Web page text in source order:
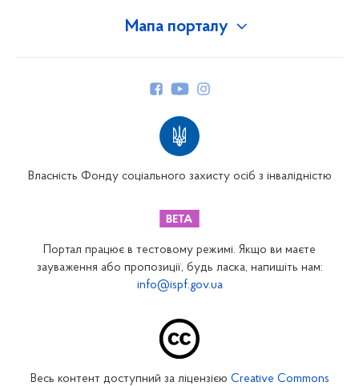
Мапа порталу
Закарпатське відділення
Запорізьке відділення
Власність Фонду соціального захисту осіб з інвалідністю
Портал працює в тестовому режимі. Якщо ви маєте
зауваження або пропозиції, будь ласка, напишіть нам:
info@ispf.gov.ua
Весь контент доступний за ліцензією Creative Commons